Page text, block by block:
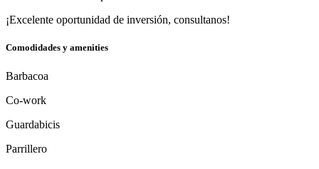
¡Excelente oportunidad de inversión, consultanos!
Comodidades y amenities
Barbacoa
Co-work
Guardabicis
Parrillero